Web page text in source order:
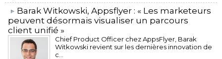
​Barak Witkowski, Appsflyer : « Les marketeurs
peuvent désormais visualiser un parcours
client unifié »
Chief Product Officer chez AppsFlyer, ​Barak
Witkowski revient sur les dernières innovation de
c...